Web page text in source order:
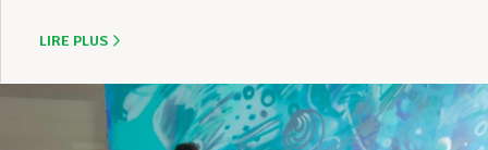
LIRE PLUS